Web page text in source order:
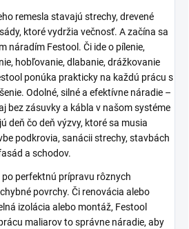
remesla stavajú strechy, drevené
ktoré vydržia večnosť. A začína sa
náradím Festool. Či ide o pílenie,
hobľovanie, dlabanie, drážkovanie
ponúka prakticky na každú prácu s
Odolné, silné a efektívne náradie –
bez zásuvky a kábla v našom systéme
deň čo deň výzvy, ktoré sa musia
podkrovia, sanácii strechy, stavbách
a schodov.
po perfektnú prípravu rôznych
povrchy. Či renovácia alebo
izolácia alebo montáž, Festool
maliarov to správne náradie, aby